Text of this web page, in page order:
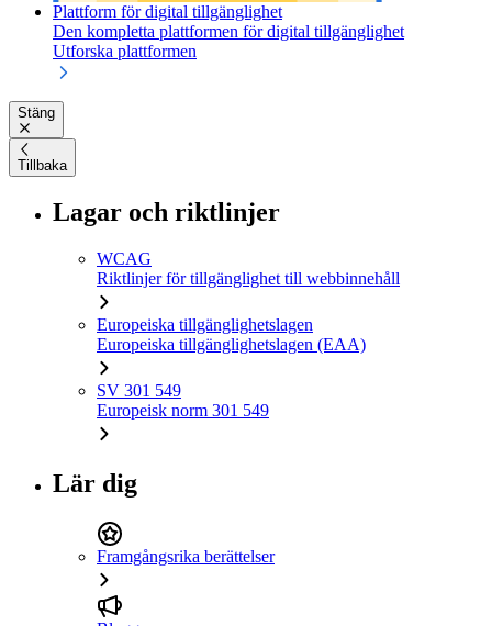
Plattform för digital tillgänglighet
Den kompletta plattformen för digital tillgänglighet
Utforska plattformen
Stäng
Tillbaka
Lagar och riktlinjer
WCAG
Riktlinjer för tillgänglighet till webbinnehåll
Europeiska tillgänglighetslagen
Europeiska tillgänglighetslagen (EAA)
SV 301 549
Europeisk norm 301 549
Lär dig
Framgångsrika berättelser